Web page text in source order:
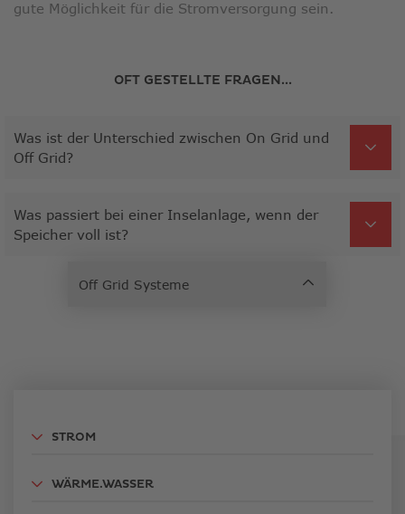
gute Möglichkeit für die Stromversorgung sein.
OFT GESTELLTE FRAGEN...
Was ist der Unterschied zwischen On Grid und
Off Grid?
Was passiert bei einer Inselanlage, wenn der
Speicher voll ist?
STROM
WÄRME.WASSER